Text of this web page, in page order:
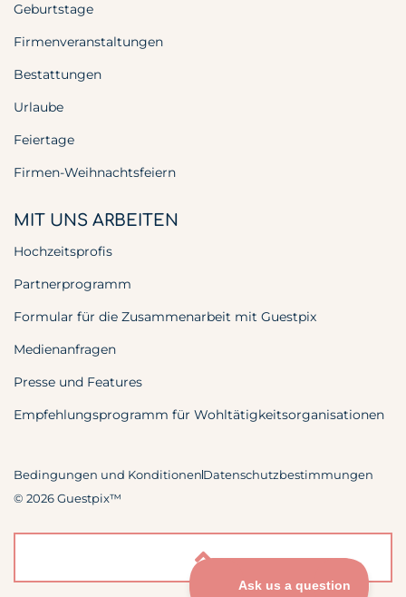
Geburtstage
Firmenveranstaltungen
Bestattungen
Urlaube
Feiertage
Firmen-Weihnachtsfeiern
MIT UNS ARBEITEN
Hochzeitsprofis
Partnerprogramm
Formular für die Zusammenarbeit mit Guestpix
Medienanfragen
Presse und Features
Empfehlungsprogramm für Wohltätigkeitsorganisationen
© 2026 Guestpix™
Bedingungen und KonditionenDatenschutzbestimmungen